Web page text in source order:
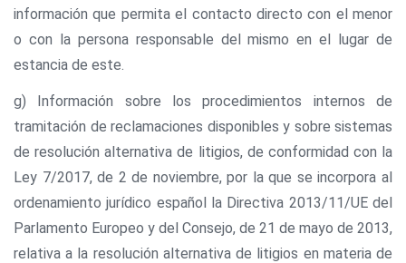
información que permita el contacto directo con el menor
o con la persona responsable del mismo en el lugar de
estancia de este.
g) Información sobre los procedimientos internos de
tramitación de reclamaciones disponibles y sobre sistemas
de resolución alternativa de litigios, de conformidad con la
Ley 7/2017, de 2 de noviembre, por la que se incorpora al
ordenamiento jurídico español la Directiva 2013/11/UE del
Parlamento Europeo y del Consejo, de 21 de mayo de 2013,
relativa a la resolución alternativa de litigios en materia de